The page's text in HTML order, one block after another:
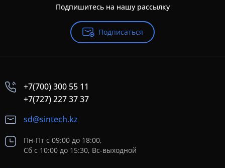
Подпишитесь на нашу рассылку
Подписаться
+7(700) 300 55 11
+7(727) 227 37 37
sd@sintech.kz
Пн-Пт с 09:00 до 18:00,
Сб с 10:00 до 15:30, Вс-выходной